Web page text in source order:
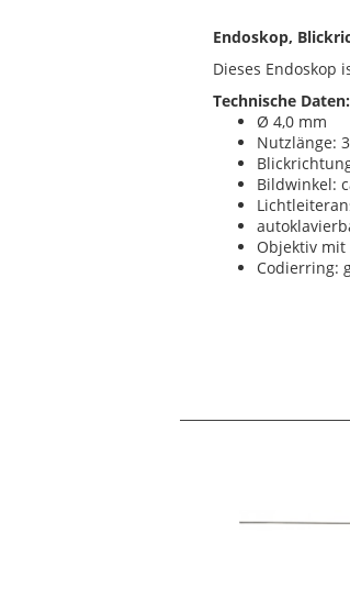
Endoskop,
Dieses Endoskop
Technische Daten:
Ø 4,0 mm
Nutzlänge:
Bildwinkel:
Objektiv mit
Codierring: